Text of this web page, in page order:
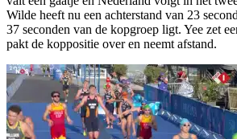
Wilde heeft nu een achterstand van 23
37 seconden van de kopgroep ligt. Yee zet
pakt de koppositie over en neemt afstand.